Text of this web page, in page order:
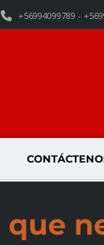
+56994099789 -
que